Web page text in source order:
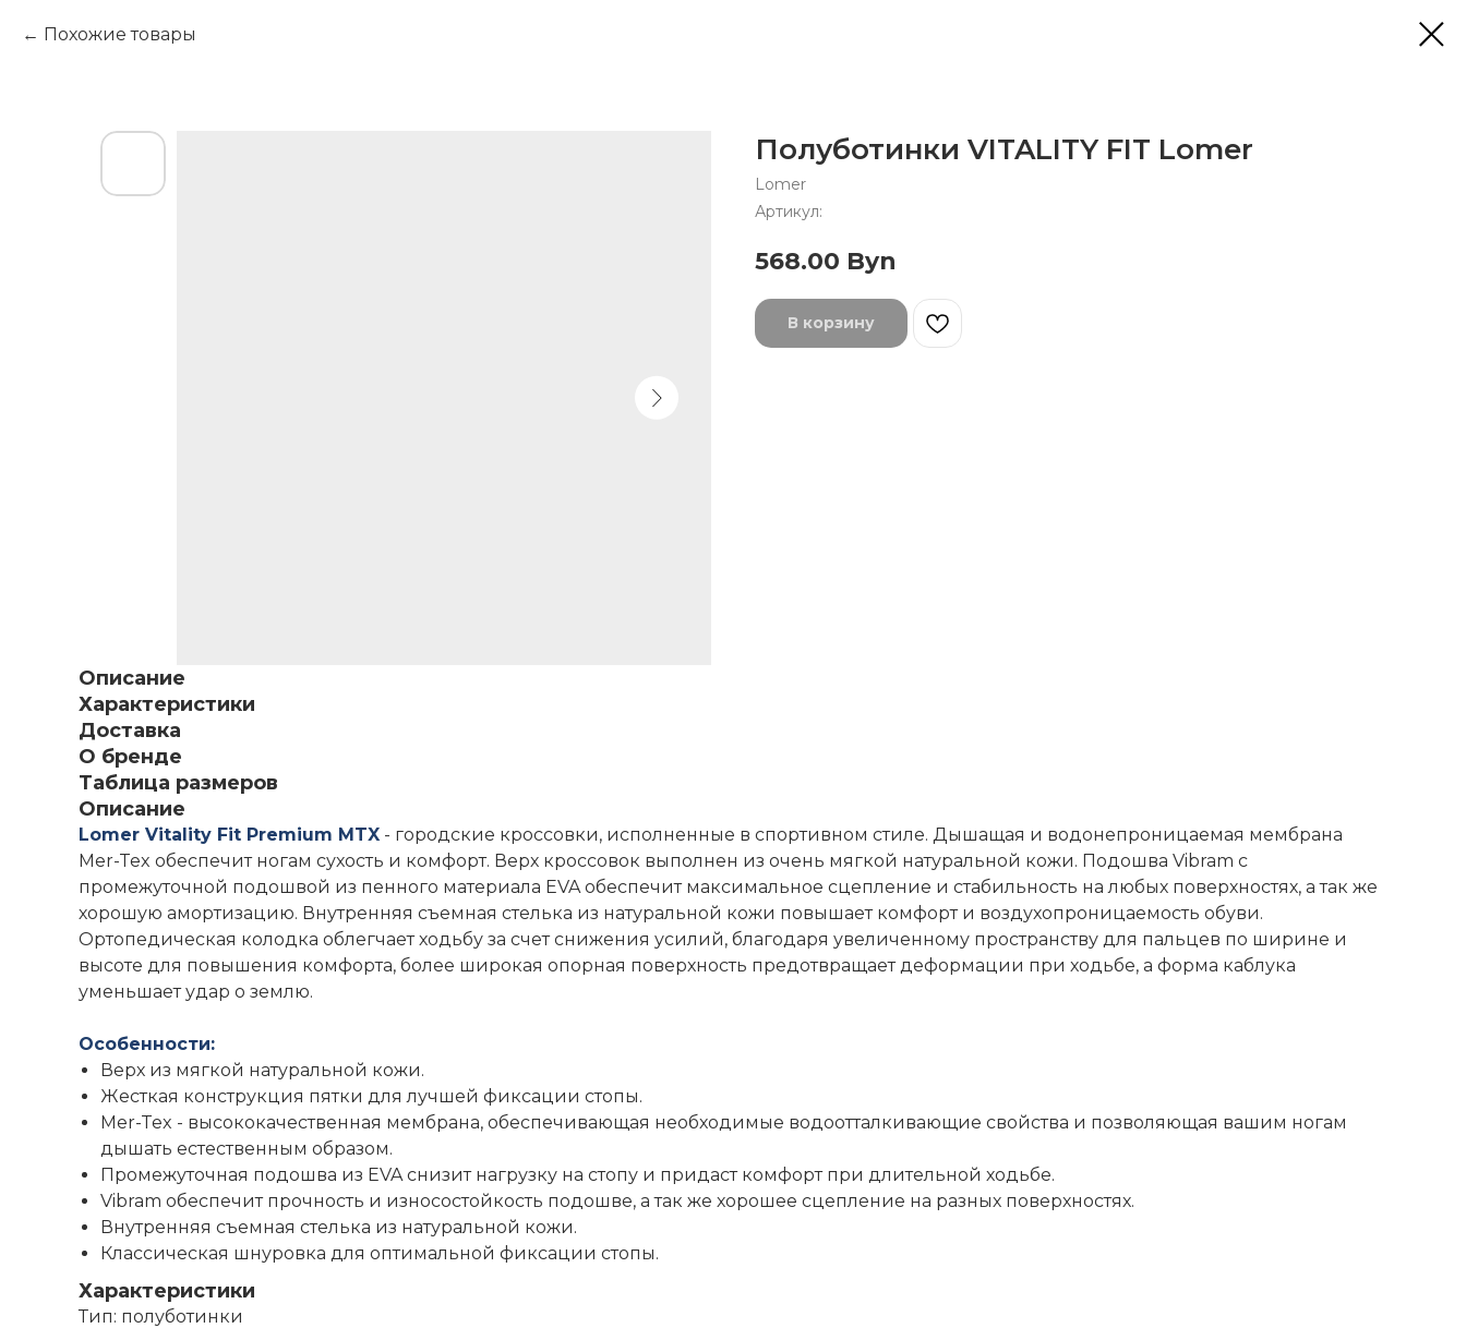
Похожие товары
Полуботинки VITALITY FIT Lomer
Lomer
Артикул:
568.00 Byn
В корзину
Описание
Характеристики
Доставка
О бренде
Таблица размеров
Описание
Lomer Vitality Fit Premium MTX - городские кроссовки, исполненные в спортивном стиле. Дышащая и водонепроницаемая мембрана
Mer-Tex обеспечит ногам сухость и комфорт. Верх кроссовок выполнен из очень мягкой натуральной кожи. Подошва Vibram с
промежуточной подошвой из пенного материала EVA обеспечит максимальное сцепление и стабильность на любых поверхностях, а так же
хорошую амортизацию. Внутренняя съемная стелька из натуральной кожи повышает комфорт и воздухопроницаемость обуви.
Ортопедическая колодка облегчает ходьбу за счет снижения усилий, благодаря увеличенному пространству для пальцев по ширине и
высоте для повышения комфорта, более широкая опорная поверхность предотвращает деформации при ходьбе, а форма каблука
уменьшает удар о землю.
Особенности:
Верх из мягкой натуральной кожи.
Жесткая конструкция пятки для лучшей фиксации стопы.
Mer-Tex - высококачественная мембрана, обеспечивающая необходимые водоотталкивающие свойства и позволяющая вашим ногам
дышать естественным образом.
Промежуточная подошва из EVA снизит нагрузку на стопу и придаст комфорт при длительной ходьбе.
Vibram обеспечит прочность и износостойкость подошве, а так же хорошее сцепление на разных поверхностях.
Внутренняя съемная стелька из натуральной кожи.
Классическая шнуровка для оптимальной фиксации стопы.
Характеристики
Тип: полуботинки